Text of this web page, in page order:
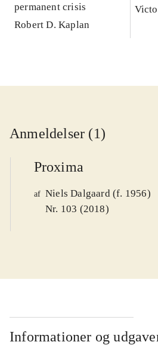
permanent crisis
Robert D. Kaplan
Anmeldelser (1)
Proxima
af Niels Dalgaard (f. 1956)
Nr. 103 (2018)
Informationer og